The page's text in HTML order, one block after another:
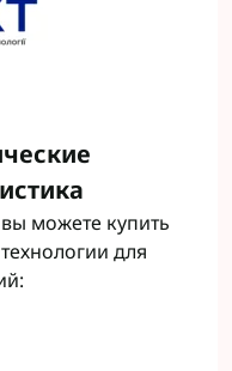
можете купить
для